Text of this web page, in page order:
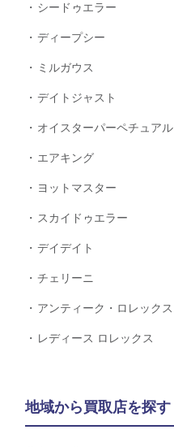
シードゥエラー
ディープシー
ミルガウス
デイトジャスト
オイスターパーペチュアル
エアキング
ヨットマスター
スカイドゥエラー
デイデイト
チェリーニ
アンティーク・ロレックス
レディース ロレックス
地域から買取店を探す